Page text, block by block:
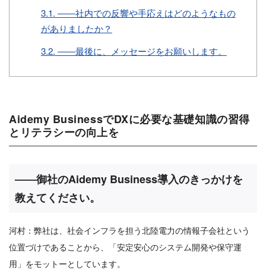
3.1. ――社内での反響や手応えはどのようなもの
がありましたか？
3.2. ――最後に、メッセージをお願いします。
Aidemy BusinessでDXに必要な基礎知識の習得
とリテラシーの向上を
――御社のAidemy Business導入のきっかけを
教えてください。
河村：弊社は、社会インフラを担う北陸電力の情報子会社という
位置づけであることから、「安定安心のシステム開発や保守運
用」をモットーとしています。